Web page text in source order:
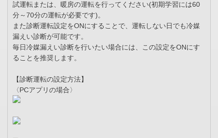
試運転または、暖房の運転を行ってください(初期学習には60
分～70分の運転が必要です)。
また診断運転設定をONにすることで、運転しない日でも冷媒
漏えい診断が可能です。
毎日冷媒漏えい診断を行いたい場合には、この設定をONにす
ることを推奨します。
【診断運転の設定方法】
〈PCアプリの場合〉